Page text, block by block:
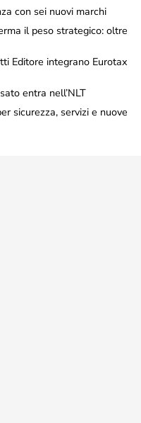
con sei nuovi marchi
il peso strategico: oltre
Editore integrano Eurotax
entra nell’NLT
sicurezza, servizi e nuove